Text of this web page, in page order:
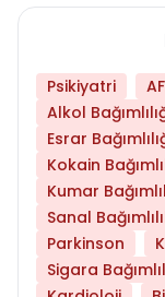
Psikiyatri
Alkol
Esrar
Kokain
Kumar
Sanal
Parkinson
Sigara